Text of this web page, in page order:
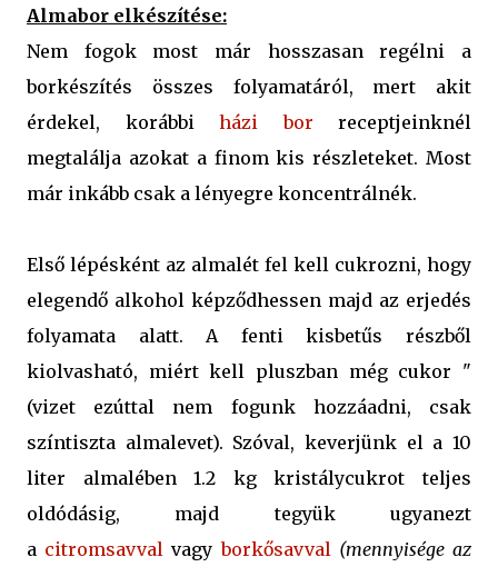
Almabor elkészítése:
Nem fogok most már hosszasan regélni a
borkészítés összes folyamatáról, mert akit
érdekel, korábbi házi bor receptjeinknél
megtalálja azokat a finom kis részleteket. Most
már inkább csak a lényegre koncentrálnék.
Első lépésként az almalét fel kell cukrozni, hogy
elegendő alkohol képződhessen majd az erjedés
folyamata alatt. A fenti kisbetűs részből
kiolvasható, miért kell pluszban még cukor "
(vizet ezúttal nem fogunk hozzáadni, csak
színtiszta almalevet). Szóval, keverjünk el a 10
liter almalében 1.2 kg kristálycukrot teljes
oldódásig, majd tegyük ugyanezt
a citromsavval vagyborkősavval (mennyisége az